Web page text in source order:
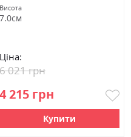
Висота
7.0см
Ціна:
4 215 грн
6 021 грн
Купити